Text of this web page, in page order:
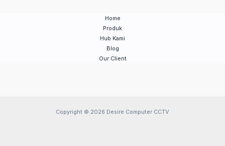
Home
Produk
Hub Kami
Blog
Our Client
Copyright © 2026 Desire Computer CCTV